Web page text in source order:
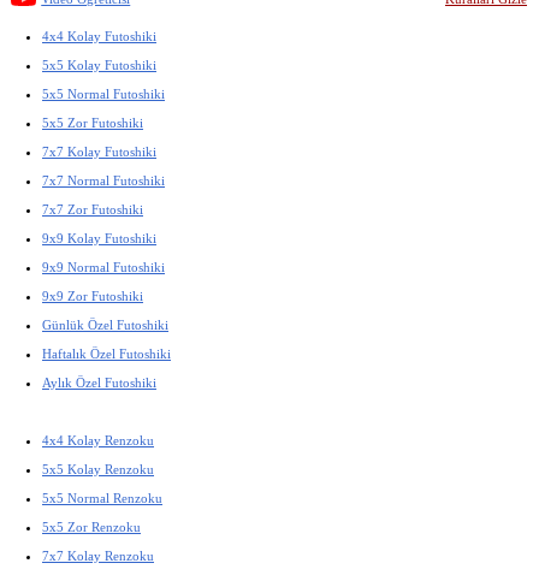
4x4 Kolay Futoshiki
5x5 Kolay Futoshiki
5x5 Normal Futoshiki
5x5 Zor Futoshiki
7x7 Kolay Futoshiki
7x7 Normal Futoshiki
7x7 Zor Futoshiki
9x9 Kolay Futoshiki
9x9 Normal Futoshiki
9x9 Zor Futoshiki
Günlük Özel Futoshiki
Haftalık Özel Futoshiki
Aylık Özel Futoshiki
4x4 Kolay Renzoku
5x5 Kolay Renzoku
5x5 Normal Renzoku
5x5 Zor Renzoku
7x7 Kolay Renzoku